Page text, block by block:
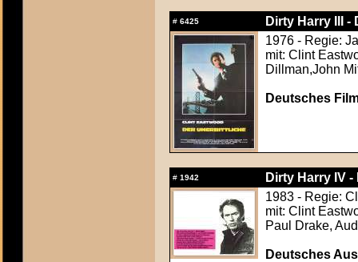
# 6425
Dirty Harry III -
1976 - Regie:
mit: Clint
Dillman,John
Deutsches
# 1942
Dirty Harry IV
1983 - Regie:
mit: Clint
Paul Drake,
Deutsches